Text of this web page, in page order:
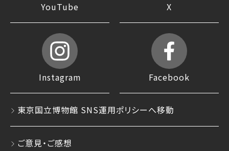
YouTube X
Instagram Facebook
東京国立博物館 SNS運用ポリシーへ移動
ご意見・ご感想